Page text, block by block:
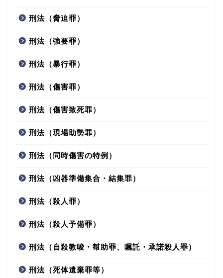
刑法（脅迫罪）
刑法（強要罪）
刑法（暴行罪）
刑法（傷害罪）
刑法（傷害致死罪）
刑法（現場助勢罪）
刑法（同時傷害の特例）
刑法（凶器準備集合・結集罪）
刑法（殺人罪）
刑法（殺人予備罪）
刑法（自殺教唆・幇助罪、嘱託・承諾殺人罪）
刑法（死体遺棄罪等）